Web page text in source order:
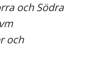
och Södra
och